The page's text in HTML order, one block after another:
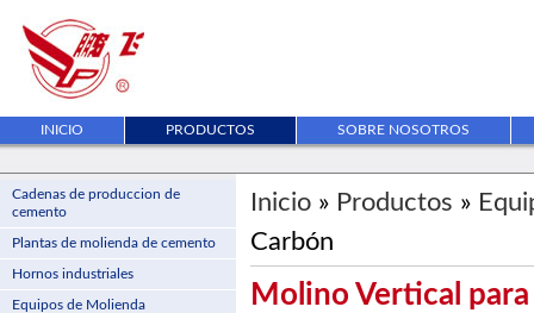
INICIO PRODUCTOS SOBRE NOSOTROS
Cadenas de produccion de
cemento
Plantas de molienda de cemento
Hornos industriales
Equipos de Molienda
Inicio » Productos »
Carbón
Molino Vertical